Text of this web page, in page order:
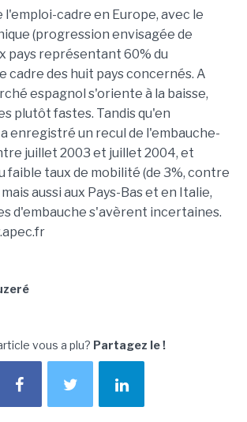
l'emploi-cadre en Europe, avec le
(progression envisagée de
pays représentant 60% du
cadre des huit pays concernés. A
espagnol s'oriente à la baisse,
plutôt fastes. Tandis qu'en
enregistré un recul de l'embauche-
juillet 2003 et juillet 2004, et
faible taux de mobilité (de 3%, contre
aussi aux Pays-Bas et en Italie,
d'embauche s'avèrent incertaines.
vous a plu? Partagez le !